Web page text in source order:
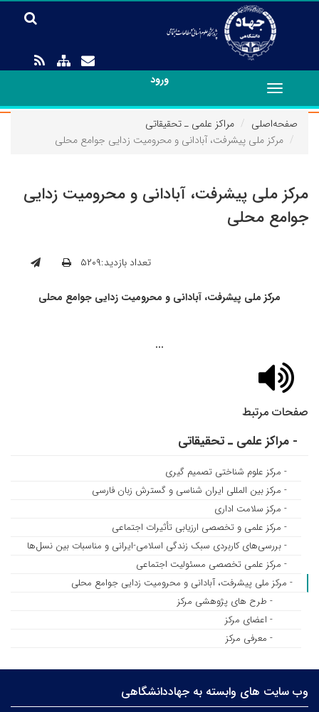
ورود
Toggle
navigation
صفحه‌اصلی
مراکز علمی ـ تحقیقاتی
مرکز ملی پیشرفت، آبادانی و محرومیت زدایی جوامع محلی
مرکز ملی پیشرفت، آبادانی و محرومیت زدایی
جوامع محلی
تعداد بازدید:۵۲۰۹
مرکز ملی پیشرفت، آبادانی و محرومیت زدایی جوامع محلی
...
صفحات مرتبط
- مراکز علمی ـ تحقیقاتی
- مرکز علوم شناختی تصمیم گیری
- مرکز بین المللی ایران شناسی و گسترش زبان فارسی
- مرکز سلامت اداری
- مرکز علمی و تخصصی ارزیابی تأثیرات اجتماعی
- بررسی‌های کاربردی سبک زندگی اسلامی-ایرانی و مناسبات بین نسل‌ها
- مرکز علمی تخصصی مسئولیت اجتماعی
- مرکز ملی پیشرفت، آبادانی و محرومیت زدایی جوامع محلی
- طرح های پژوهشی مرکز
- اعضای مرکز
- معرفی مرکز
وب سایت های وابسته به جهاددانشگاهی